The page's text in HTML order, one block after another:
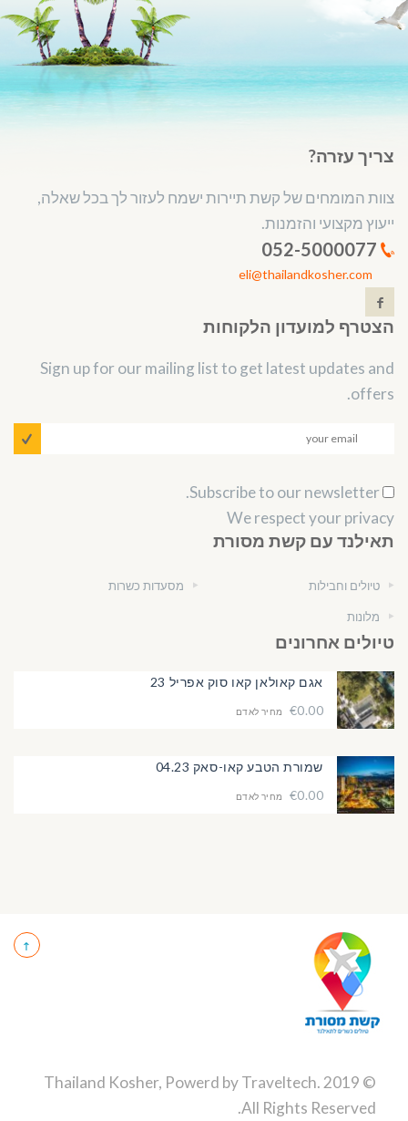
צריך עזרה?
צוות המומחים של קשת תיירות ישמח לעזור לך בכל שאלה,
ייעוץ מקצועי והזמנות.
eli@thailandkosher.com
הצטרף למועדון הלקוחות
Sign up for our mailing list to get latest updates and
offers.
We respect your privacy
תאילנד עם קשת מסורת
טיולים וחבילות
מלונות
מסעדות כשרות
טיולים אחרונים
אגם קאולאן קאו סוק אפריל 23
€0.00
מחיר לאדם
שמורת הטבע קאו-סאק 04.23
€0.00
מחיר לאדם
© 2019 Thailand Kosher, Powerd by
Traveltech.
All Rights Reserved.